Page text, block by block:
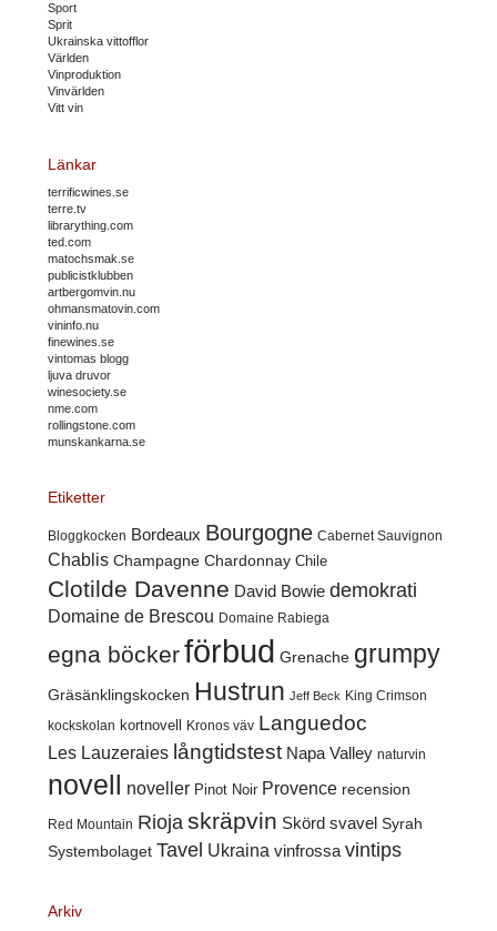
Sport
Sprit
Ukrainska vittofflor
Världen
Vinproduktion
Vinvärlden
Vitt vin
Länkar
terrificwines.se
terre.tv
librarything.com
ted.com
matochsmak.se
publicistklubben
artbergomvin.nu
ohmansmatovin.com
vininfo.nu
finewines.se
vintomas blogg
ljuva druvor
winesociety.se
nme.com
rollingstone.com
munskankarna.se
Etiketter
Bloggkocken Bordeaux Bourgogne Cabernet Sauvignon
Chablis Champagne Chardonnay Chile
Clotilde Davenne David Bowie demokrati
Domaine de Brescou Domaine Rabiega
egna böckerförbud Grenache grumpy
Gräsänklingskocken Hustrun Jeff Beck King Crimson
kockskolan kortnovell Kronos väv Languedoc
Les Lauzeraies långtidstest Napa Valley naturvin
novell noveller Pinot Noir Provence recension
Red Mountain Rioja skräpvin Skörd svavel Syrah
Systembolaget Tavel Ukraina vinfrossa vintips
Arkiv